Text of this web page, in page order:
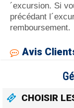
´excursion. Si
précédant
remboursement.
Avis
CHOISIR